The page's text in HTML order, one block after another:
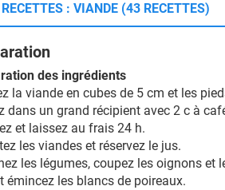
: VIANDE (43 RECETTES)
des ingrédients
la viande en cubes de 5 cm et les
dans un grand récipient avec 2 c à
et laissez au frais 24 h.
les viandes et réservez le jus.
les légumes, coupez les oignons et
émincez les blancs de poireaux.